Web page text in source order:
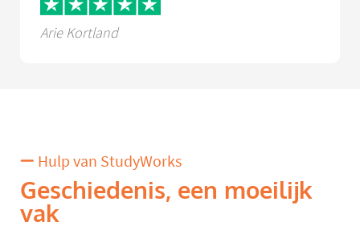
Arie Kortland
Hulp van StudyWorks
Geschiedenis, een moeilijk
vak